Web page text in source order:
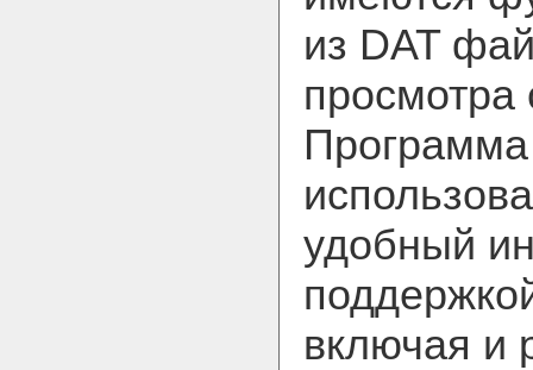
из DAT
просмотра
удобный
включая и